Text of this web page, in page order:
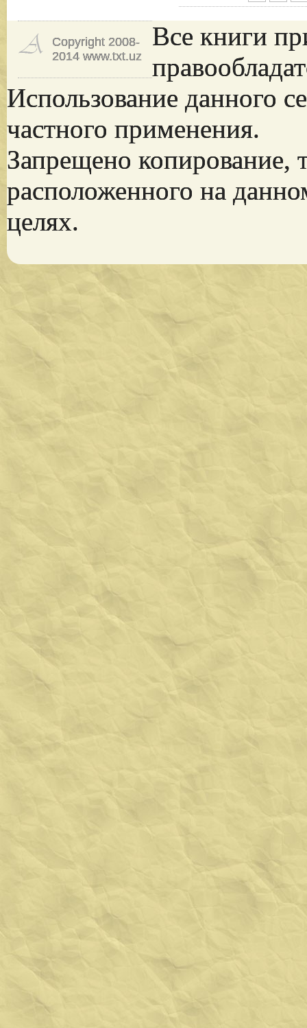
Copyright 2008-
2014 www.txt.uz
Все книги
Использование данного
частного применения.
Запрещено копирование,
расположенного на
целях.